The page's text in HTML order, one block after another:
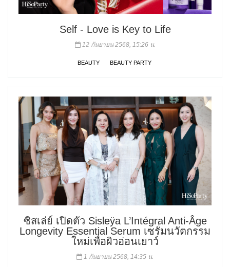
Self - Love is Key to Life
12 กันยายน 2568, 15:26 น.
BEAUTY BEAUTY PARTY
ซิสเล่ย์ เปิดตัว Sisleÿa L’Intégral Anti-Âge
Longevity Essential Serum เซรั่มนวัตกรรม
ใหม่เพื่อผิวอ่อนเยาว์
1 กันยายน 2568, 14:35 น.